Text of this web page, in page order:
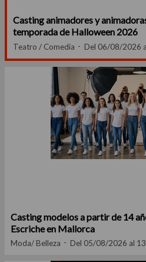
Casting animadores y
temporada de Halloween 2026
Teatro / Comedia Del 06/08/2026
Casting modelos a partir de 14
Escriche en Mallorca
Moda/ Belleza Del 05/08/2026 al